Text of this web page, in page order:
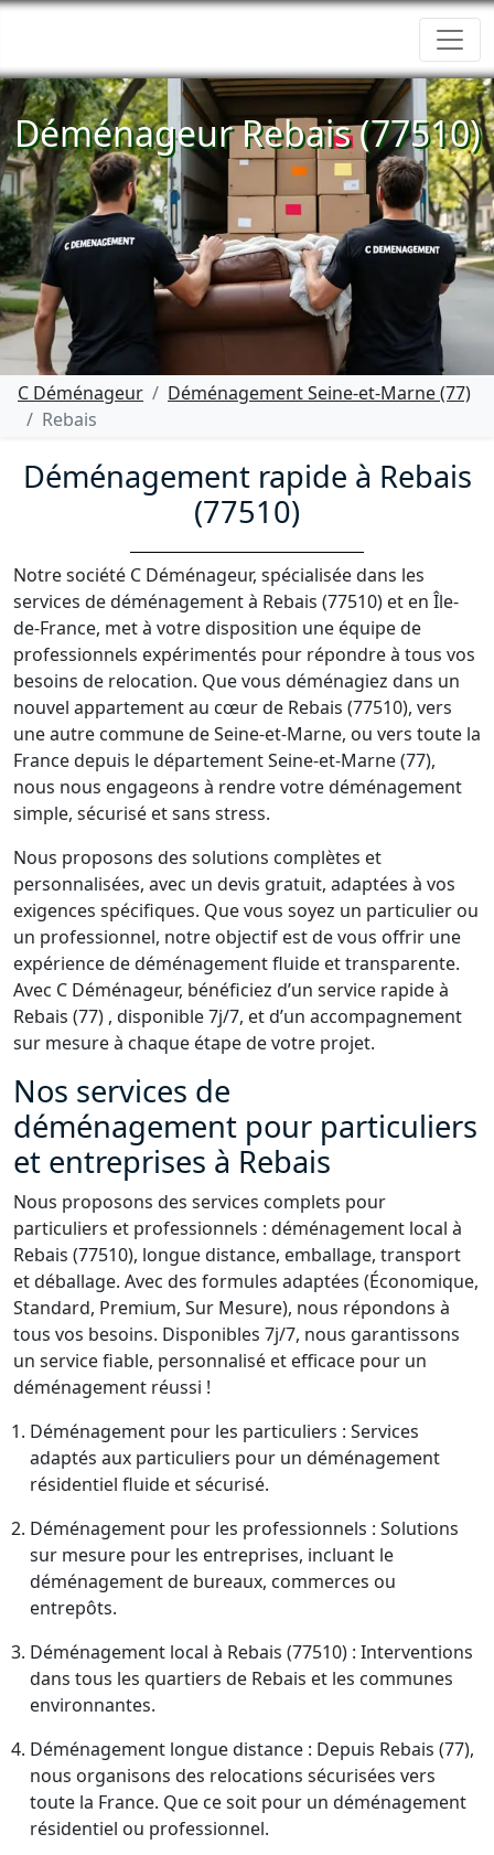
Déménageur Rebais (77510)
C Déménageur
Déménagement Seine-et-Marne (77)
Rebais
Déménagement rapide à Rebais
(77510)
Notre société C Déménageur, spécialisée dans les
services de déménagement à Rebais (77510) et en Île-
de-France, met à votre disposition une équipe de
professionnels expérimentés pour répondre à tous vos
besoins de relocation. Que vous déménagiez dans un
nouvel appartement au cœur de Rebais (77510), vers
une autre commune de Seine-et-Marne, ou vers toute la
France depuis le département Seine-et-Marne (77),
nous nous engageons à rendre votre déménagement
simple, sécurisé et sans stress.
Nous proposons des solutions complètes et
personnalisées, avec un devis gratuit, adaptées à vos
exigences spécifiques. Que vous soyez un particulier ou
un professionnel, notre objectif est de vous offrir une
expérience de déménagement fluide et transparente.
Avec C Déménageur, bénéficiez d’un service rapide à
Rebais (77) , disponible 7j/7, et d’un accompagnement
sur mesure à chaque étape de votre projet.
Nos services de
déménagement pour particuliers
et entreprises à Rebais
Nous proposons des services complets pour
particuliers et professionnels : déménagement local à
Rebais (77510), longue distance, emballage, transport
et déballage. Avec des formules adaptées (Économique,
Standard, Premium, Sur Mesure), nous répondons à
tous vos besoins. Disponibles 7j/7, nous garantissons
un service fiable, personnalisé et efficace pour un
déménagement réussi !
Déménagement pour les particuliers : Services
adaptés aux particuliers pour un déménagement
résidentiel fluide et sécurisé.
Déménagement pour les professionnels : Solutions
sur mesure pour les entreprises, incluant le
déménagement de bureaux, commerces ou
entrepôts.
Déménagement local à Rebais (77510) : Interventions
dans tous les quartiers de Rebais et les communes
environnantes.
Déménagement longue distance : Depuis Rebais (77),
nous organisons des relocations sécurisées vers
toute la France. Que ce soit pour un déménagement
résidentiel ou professionnel.